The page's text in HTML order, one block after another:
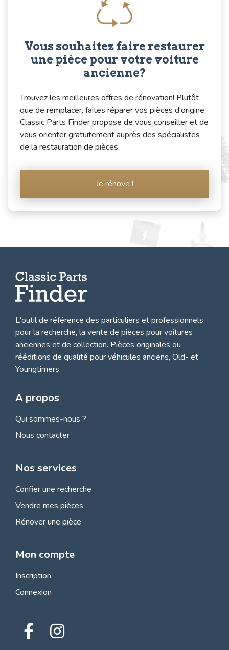
Vous souhaitez faire restaurer
une pièce pour votre voiture
ancienne?
Trouvez les meilleures offres de rénovation! Plutôt
que de remplacer, faites réparer vos pièces d'origine.
Classic Parts Finder propose de vous conseiller et de
vous orienter gratuitement auprès des spécialistes
de la restauration de pièces.
Je rénove !
L'outil de référence des particuliers et professionnels
pour la recherche, la vente de pièces pour voitures
anciennes et de collection. Pièces originales ou
rééditions de qualité pour véhicules anciens, Old- et
Youngtimers.
A propos
Qui sommes-nous ?
Nous contacter
Nos services
Confier une recherche
Vendre mes pièces
Rénover une pièce
Mon compte
Inscription
Connexion